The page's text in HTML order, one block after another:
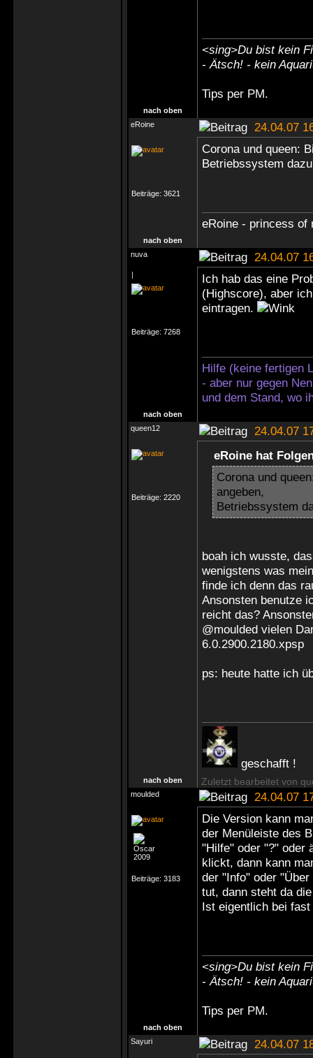
<sing>Du bist kein
- Ätsch! - kein
Tips per PM.
nach oben
eRoine
24.04.07
Beiträge: 3621
Corona und queen:
Betriebssystem
eRoine - princess of
nach oben
nuva
24.04.07
|
Beiträge: 7268
Ich hab das eine
(Highscore), aber
eintragen.
Hilfe (keine fertigen
- aber nur gegen
und dem Stand, wo
nach oben
queen12
24.04.07
Beiträge: 2220
eRoine hat
Corona und
angeben,
Betriebssystem
boah ich wusste,
wenigstens was
finde ich denn das
Ansonsten benutze
reicht das?
@moulded vielen
6.0.2900.2180.xpsp
ps: heute hatte ich
geschafft !
nach oben Zuletzt bearbeitet von
moulded 24.04.07
Beiträge: 3183
Die Version kann
der Menüleiste des
"Hilfe" oder "?" oder
klickt, dann kann
der "Info" oder
tut, dann steht da
Ist eigentlich bei
<sing>Du bist kein
- Ätsch! - kein
Tips per PM.
nach oben
Sayuri
24.04.07